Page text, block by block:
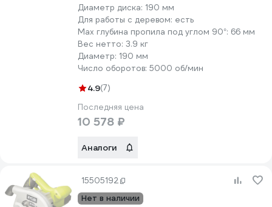
Диаметр диска: 190 мм
Для работы с деревом: есть
Max глубина пропила под углом 90°: 66 мм
Вес нетто: 3.9 кг
Диаметр: 190 мм
Число оборотов: 5000 об/мин
4.9(7)
Последняя цена
10 578 ₽
Аналоги
15505192
Нет в наличии